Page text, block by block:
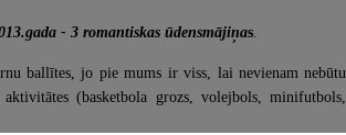
- 3 romantiskas ūdensmājiņas.
ballītes, jo pie mums ir viss, lai nevienam nebūtu
(basketbola grozs, volejbols, minifutbols,